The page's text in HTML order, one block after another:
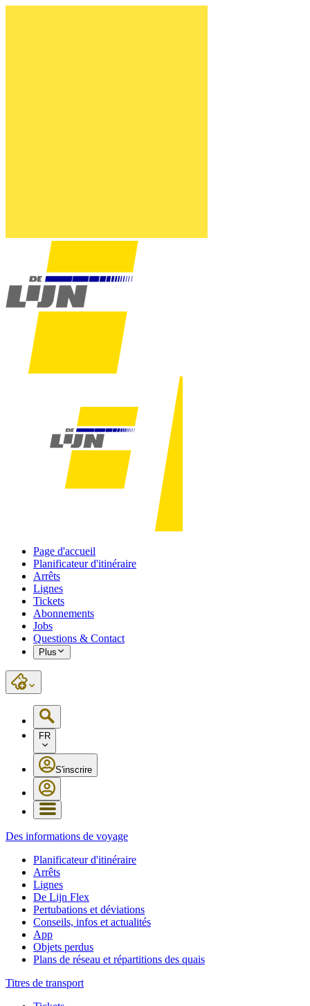
Page d'accueil
Planificateur d'itinéraire
Arrêts
Lignes
Tickets
Abonnements
Jobs
Questions & Contact
Plus
FR
S'inscrire
Des informations de voyage
Planificateur d'itinéraire
Arrêts
Lignes
De Lijn Flex
Pertubations et déviations
Conseils, infos et actualités
App
Objets perdus
Plans de réseau et répartitions des quais
Titres de transport